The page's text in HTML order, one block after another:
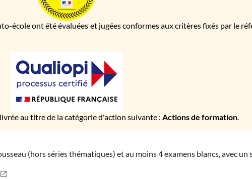
école ont été évaluées et jugées conformes aux critères fixés par le
au titre de la catégorie d'action suivante : Actions de formation.
(hors séries thématiques) et au moins 4 examens blancs, avec